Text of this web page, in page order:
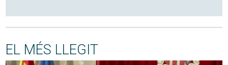
EL MÉS LLEGIT